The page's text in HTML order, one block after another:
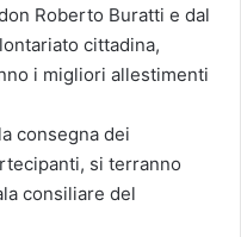
Roberto Buratti e dal
cittadina,
i migliori allestimenti
consegna dei
si terranno
consiliare del